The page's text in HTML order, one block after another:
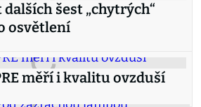
šest „chytrých“
osvětlení
měří i kvalitu ovzduší